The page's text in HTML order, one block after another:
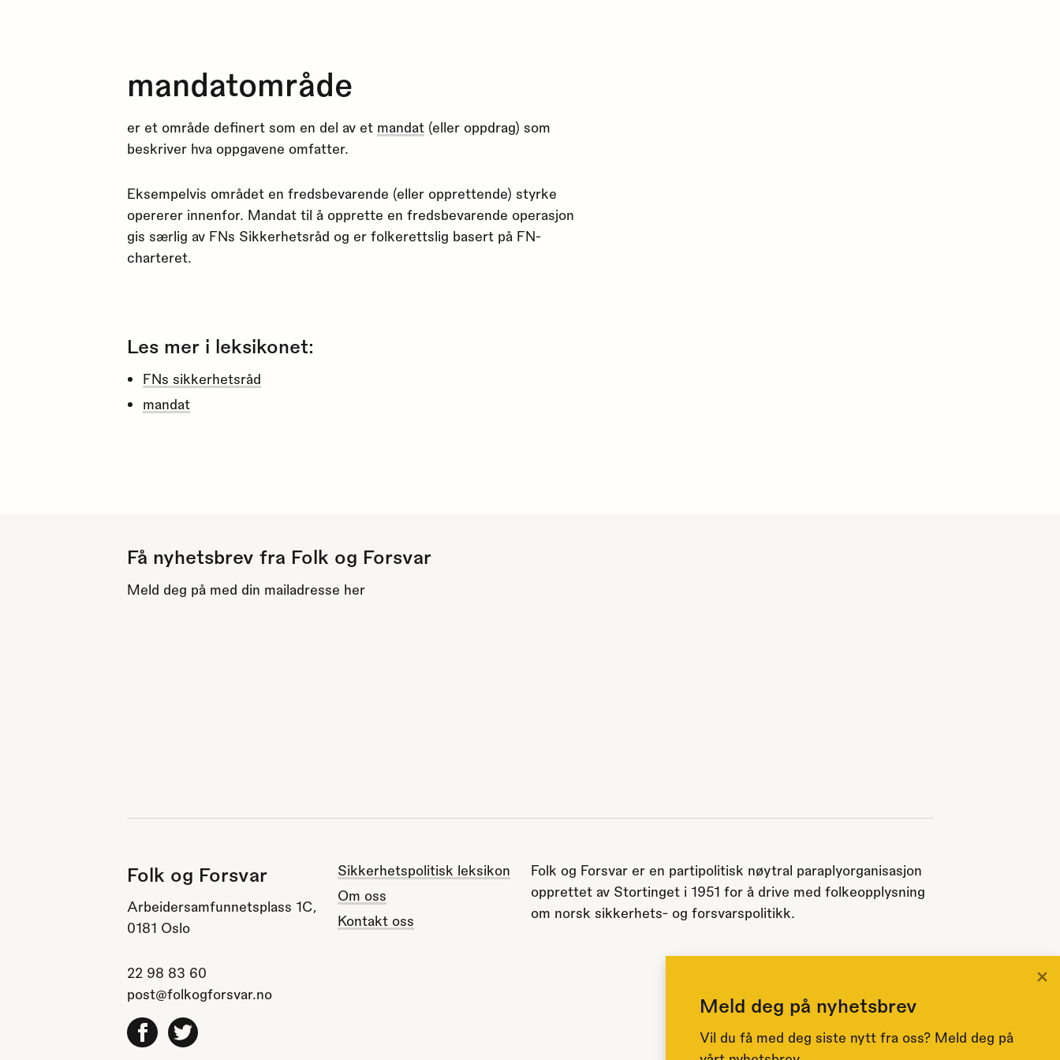
mandatområde
er et område definert som en del av et mandat (eller oppdrag) som
beskriver hva oppgavene omfatter.
Eksempelvis området en fredsbevarende (eller opprettende) styrke
opererer innenfor. Mandat til å opprette en fredsbevarende operasjon
gis særlig av FNs Sikkerhetsråd og er folkerettslig basert på FN-
charteret.
Les mer i leksikonet:
FNs sikkerhetsråd
mandat
Få nyhetsbrev fra Folk og Forsvar
Meld deg på med din mailadresse her
Folk og Forsvar
Arbeidersamfunnetsplass 1C,
0181 Oslo
22 98 83 60
post@folkogforsvar.no
FacebookTwitter
Sikkerhetspolitisk leksikon
Om oss
Kontakt oss
Folk og Forsvar er en partipolitisk nøytral paraplyorganisasjon
opprettet av Stortinget i 1951 for å drive med folkeopplysning
om norsk sikkerhets- og forsvarspolitikk.
Meld deg på nyhetsbrev
Vil du få med deg siste nytt fra oss? Meld deg på
×